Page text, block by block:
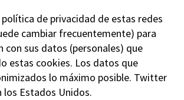
de privacidad de estas redes
cambiar frecuentemente) para
con sus datos (personales) que
estas cookies. Los datos que
lo máximo posible. Twitter
los Estados Unidos.